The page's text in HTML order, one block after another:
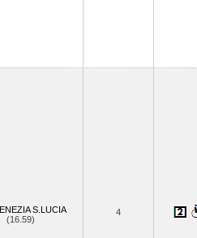
S.LUCIA
(16.59)
4